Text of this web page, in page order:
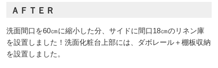
ＡＦＴＥＲ
洗面間口を60㎝に縮小した分、サイドに間口18㎝のリネン庫
を設置しました！洗面化粧台上部には、ダボレール＋棚板収納
を設置しました。